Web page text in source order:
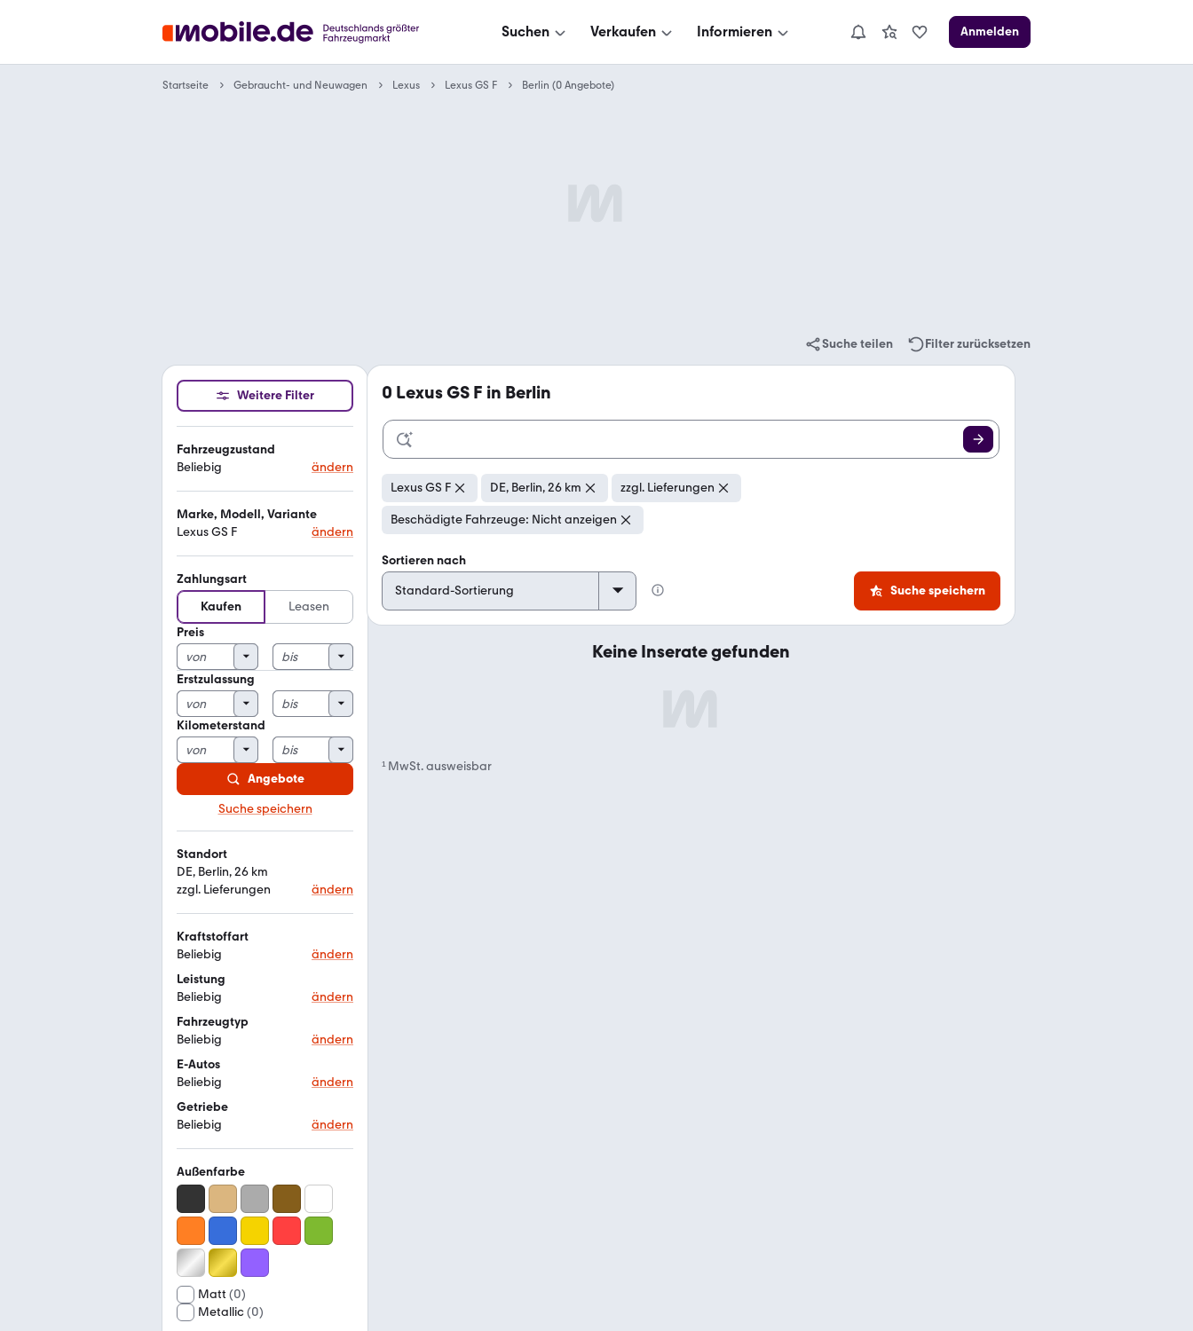
Suchen Verkaufen Informieren Anmelden
Startseite Gebraucht- und Neuwagen Lexus Lexus GS F Berlin (0 Angebote)
Suche teilen Filter zurücksetzen
Weitere Filter
Fahrzeugzustand
Beliebig
ändern
Marke, Modell, Variante
Lexus GS F
ändern
Zahlungsart
Kaufen
Leasen
Preis
Erstzulassung
Kilometerstand
Angebote
Suche speichern
Standort
DE, Berlin, 26 km
zzgl. Lieferungen
ändern
Kraftstoffart
Beliebig
ändern
Leistung
Beliebig
ändern
Fahrzeugtyp
Beliebig
ändern
E-Autos
Beliebig
ändern
Getriebe
Beliebig
ändern
Außenfarbe
Matt (0)
Metallic(0)
0 Lexus GS F in Berlin
Lexus GS F DE, Berlin, 26 km zzgl. Lieferungen
Beschädigte Fahrzeuge: Nicht anzeigen
Sortieren nach
Suche speichern
Keine Inserate gefunden
¹MwSt. ausweisbar